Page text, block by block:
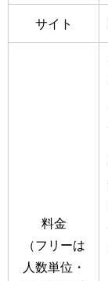
サイト
料金
（フリーは
人数単位・